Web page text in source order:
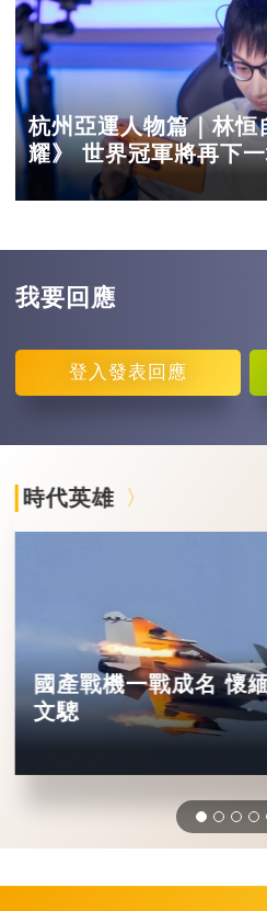
杭州亞運人物篇｜林恒
耀》 世界冠軍將再下
我要回應
登入 發表回應
時代英雄
國產戰機一戰成名 懷
文驄